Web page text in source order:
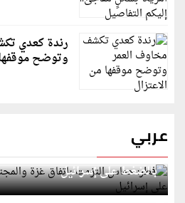
رندة كعدي
وتوضح
عربي
قطر: حماس التزمت باتفاق غزة
بالضغط على إسرائيل